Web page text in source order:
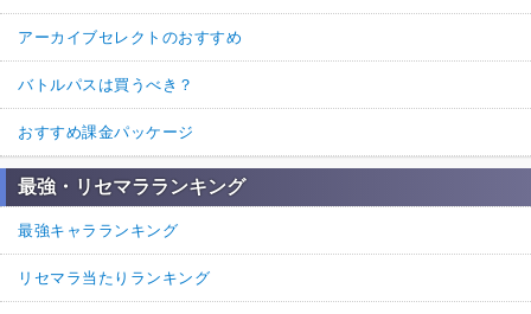
アーカイブセレクトのおすすめ
バトルパスは買うべき？
おすすめ課金パッケージ
最強・リセマラランキング
最強キャラランキング
リセマラ当たりランキング